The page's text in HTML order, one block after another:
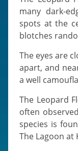
many dark-
spots at the
blotches
The eyes are close together, about one eye-width
apart, and
a well
The Leopard Flounder grows to 39 cm but more
often
species is
The Lagoon at